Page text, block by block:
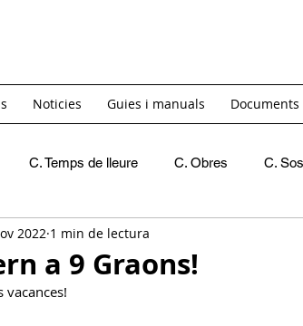
Noticies Guies i manuals Documents
C. Temps de lleure C. Obres C.
Recomanacions
a 9 Graons!
2022 1 min de lectura
vacances!